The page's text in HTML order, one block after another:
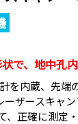
で、地中孔
を内蔵、先端
ザースキャ
正確に測定・